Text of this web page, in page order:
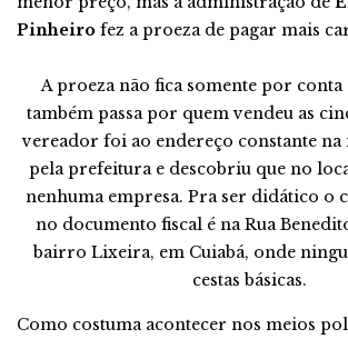
Pinheiro fez a proeza de pagar mais
A proeza não fica somente por
também passa por quem vendeu as
vereador foi ao endereço constante na
pela prefeitura e descobriu que no
nenhuma empresa. Pra ser didático o
no documento fiscal é na Rua
bairro Lixeira, em Cuiabá, onde
cestas básicas.
Como costuma acontecer nos meios